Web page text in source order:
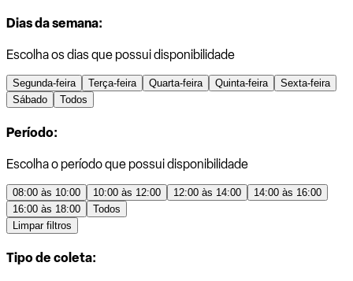
Dias da semana:
Escolha os dias que possui disponibilidade
Segunda-feira Terça-feira Quarta-feira Quinta-feira
Sexta-feira
Sábado
Todos
Período:
Escolha o período que possui disponibilidade
08:00 às 10:00 10:00 às 12:00 12:00 às 14:00
14:00 às 16:00
16:00 às 18:00
Todos
Limpar filtros
Tipo de coleta: